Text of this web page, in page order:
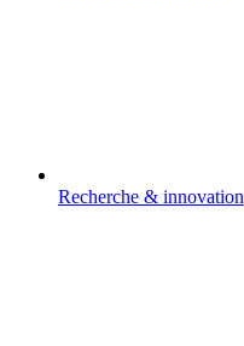
Recherche & innovation